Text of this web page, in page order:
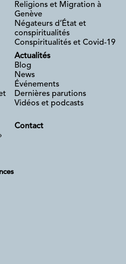
Religions et Migration à
Genève
Négateurs d’État et
conspiritualités
Conspiritualités et Covid-19
Actualités
Blog
News
Événements
Dernières parutions
Vidéos et podcasts
Contact